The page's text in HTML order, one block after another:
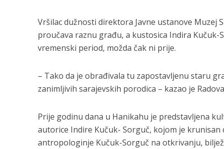
Vršilac dužnosti direktora Javne ustanove Muzej
proučava raznu građu, a kustosica Indira
vremenski period, možda čak ni prije.
– Tako da je obrađivala tu zapostavljenu staru
zanimljivih sarajevskih porodica – kazao je
Prije godinu dana u Hanikahu je predstavljena
autorice Indire Kučuk- Sorguč, kojom je
antropologinje Kučuk-Sorguč na otkrivanju,